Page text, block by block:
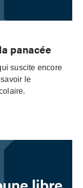
panacée
suscite encore
le